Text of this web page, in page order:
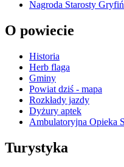
Nagroda Starosty
O powiecie
Historia
Herb flaga
Gminy
Powiat dziś - mapa
Rozkłady jazdy
Dyżury aptek
Ambulatoryjna Opieka
Turystyka